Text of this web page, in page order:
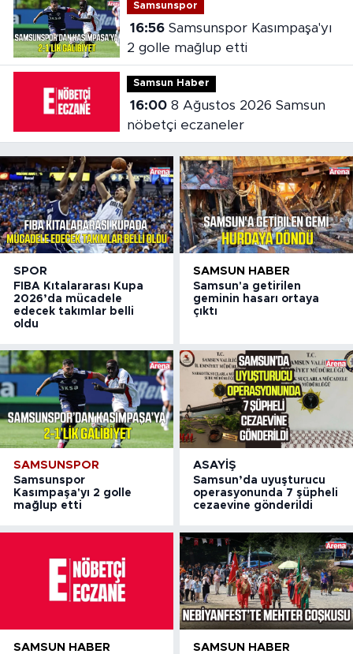
Samsunspor
16:56Samsunspor Kasımpaşa'yı
2 golle mağlup etti
Samsun Haber
16:008 Ağustos 2026 Samsun
nöbetçi eczaneler
SPOR
FIBA Kıtalararası Kupa
2026’da mücadele
edecek takımlar belli
oldu
SAMSUN HABER
Samsun'a getirilen
geminin hasarı ortaya
çıktı
SAMSUNSPOR
Samsunspor
Kasımpaşa'yı 2 golle
mağlup etti
ASAYIŞ
Samsun’da uyuşturucu
operasyonunda 7 şüpheli
cezaevine gönderildi
SAMSUN HABER SAMSUN HABER